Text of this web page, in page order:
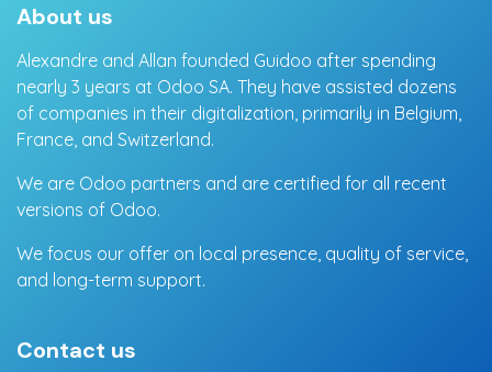
About us
Alexandre and Allan founded Guidoo after spending
nearly 3 years at Odoo SA. They have assisted dozens
of companies in their digitalization, primarily in Belgium,
France, and Switzerland.
We are Odoo partners and are certified for all recent
versions of Odoo.
We focus our offer on local presence, quality of service,
and long-term support.
Contact us